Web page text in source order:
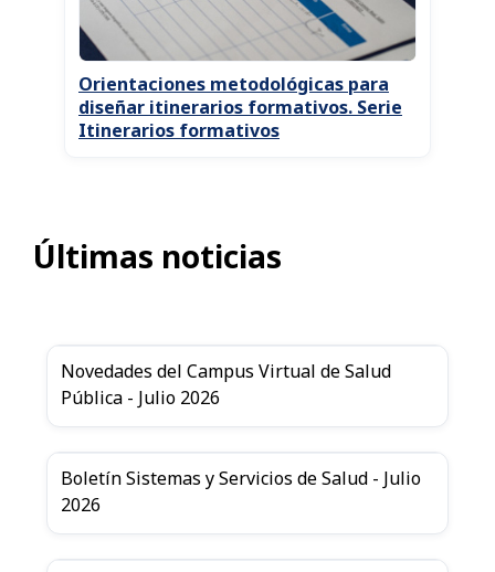
Orientaciones metodológicas para
diseñar itinerarios formativos. Serie
Itinerarios formativos
Últimas noticias
Novedades del Campus Virtual de Salud
Pública - Julio 2026
Boletín Sistemas y Servicios de Salud - Julio
2026